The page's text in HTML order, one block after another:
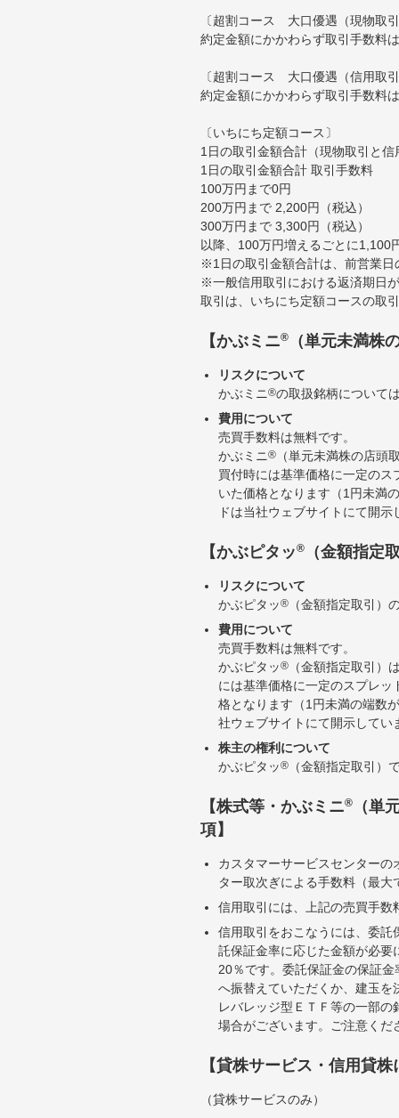
〔超割コース 大口優遇（現物取
約定金額にかかわらず取引手数料
〔超割コース 大口優遇（信用取
約定金額にかかわらず取引手数料
〔いちにち定額コース〕
1日の取引金額合計（現物取引と
1日の取引金額合計 取引手数料
100万円まで0円
200万円まで 2,200円（税込）
300万円まで 3,300円（税込）
以降、100万円増えるごとに1,100
※1日の取引金額合計は、前営業日
※一般信用取引における返済期日
取引は、いちにち定額コースの取
【かぶミニ® （単元未満株
リスクについて
かぶミニ®の取扱銘柄について
費用について
売買手数料は無料です。
かぶミニ®
（単元未満株の店頭
買付時には基準価格に一定の
いた価格となります（1円未満
ドは当社ウェブサイトにて開
【かぶピタッ® （金額指定
リスクについて
かぶピタッ®
（金額指定取引）
費用について
売買手数料は無料です。
かぶピタッ®
（金額指定取引）
には基準価格に一定のスプレ
格となります（1円未満の端数
社ウェブサイトにて開示して
株主の権利について
かぶピタッ® （金額指定取引）
【株式等・かぶミニ®
（単
項】
カスタマーサービスセンター
ター取次ぎによる手数料（最
信用取引には、上記の売買手
信用取引をおこなうには、委
託保証金率に応じた金額が必
20％です。委託保証金の保証
へ振替えていただくか、建玉
レバレッジ型ＥＴＦ等の一部
場合がございます。ご注意くだ
【貸株サービス・信用貸
（貸株サービスのみ）